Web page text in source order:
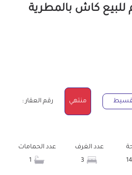
سكنية 144م للبيع كاش بالمطرية
منتهي رقم العقار :
عدد الغرف
عدد الحمامات